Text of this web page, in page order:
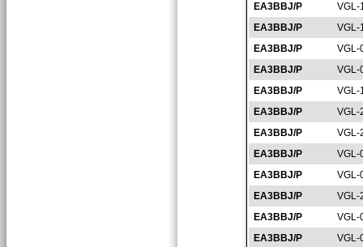
EA3BBJ/P
VGL-
EA3BBJ/P
VGL-
EA3BBJ/P
VGL-
EA3BBJ/P
VGL-
EA3BBJ/P
VGL-
EA3BBJ/P
VGL-
EA3BBJ/P
VGL-
EA3BBJ/P
VGL-
EA3BBJ/P
VGL-
EA3BBJ/P
VGL-
EA3BBJ/P
VGL-
EA3BBJ/P
VGL-